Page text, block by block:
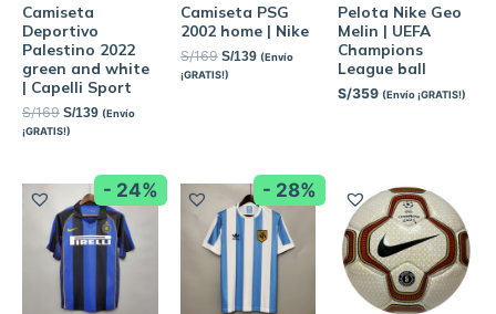
Camiseta
Deportivo
Palestino 2022
green and white
| Capelli Sport
S/169 S/139 (Envío
¡GRATIS!)
Camiseta PSG
2002 home | Nike
S/169 S/139 (Envío
¡GRATIS!)
Pelota Nike Geo
Melin | UEFA
Champions
League ball
S/359 (Envío ¡GRATIS!)
- 24% - 28%